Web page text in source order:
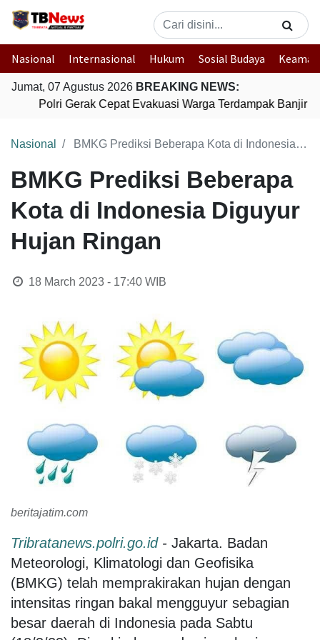
Nasional Internasional Hukum Sosial Budaya
Jumat, 07 Agustus 2026 BREAKING NEWS:
Polri Gerak Cepat Evakuasi Warga Terdampak Banjir di
Nasional BMKG Prediksi Beberapa Kota di Indonesia Diguyur Hujan Ringan
BMKG Prediksi Beberapa
Kota di Indonesia Diguyur
Hujan Ringan
18 March 2023 - 17:40WIB
beritajatim.com
Tribratanews.polri.go.id- Jakarta. Badan
Meteorologi, Klimatologi dan Geofisika
(BMKG) telah memprakirakan hujan dengan
intensitas ringan bakal mengguyur sebagian
besar daerah di Indonesia pada Sabtu